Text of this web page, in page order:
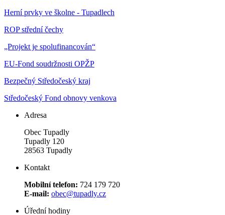
Herní prvky ve školne - Tupadlech
ROP střední čechy
„Projekt je spolufinancován“
EU-Fond soudržnosti OPŽP
Bezpečný Středočeský kraj
Středočeský Fond obnovy venkova
Adresa
Obec Tupadly
Tupadly 120
28563 Tupadly
Kontakt
Mobilní telefon: 724 179 720
E-mail: obec@tupadly.cz
Úřední hodiny